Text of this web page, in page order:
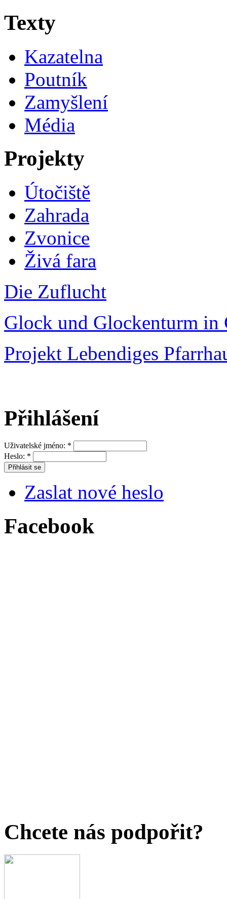
Texty
Kazatelna
Poutník
Zamyšlení
Média
Projekty
Útočiště
Zahrada
Zvonice
Živá fara
Die Zuflucht
Glock und Glockenturm in
Projekt Lebendiges
Přihlášení
Uživatelské jméno: *
Heslo: *
Zaslat nové heslo
Facebook
Chcete nás podpořit?